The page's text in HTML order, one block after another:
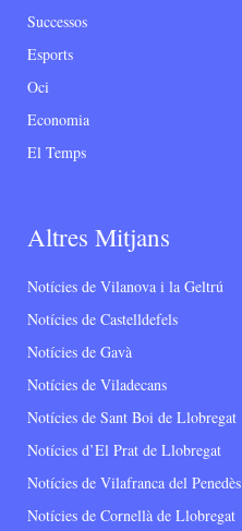
Successos
Esports
Oci
Economia
El Temps
Altres Mitjans
Notícies de Vilanova i la Geltrú
Notícies de Castelldefels
Notícies de Gavà
Notícies de Viladecans
Notícies de Sant Boi de Llobregat
Notícies d’El Prat de Llobregat
Notícies de Vilafranca del Penedès
Notícies de Cornellà de Llobregat